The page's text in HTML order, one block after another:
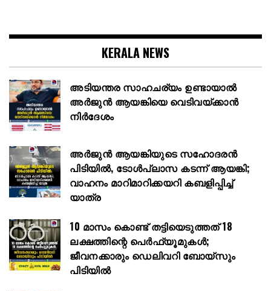
KERALA NEWS
അടിയന്തര സാഹചര്യം ഉണ്ടായാല്‍
അര്‍ജുന്‍ ആയങ്കിയെ വെടിവയ്ക്കാന്‍
നിര്‍ദേശം
അർജുൻ ആയങ്കിയുടെ സഹോദരൻ
പിടിയിൽ, ടോൾപ്ലാസ കടന്ന് ആയങ്കി;
വാഹനം മാറിമാറിക്കയറി കബളിപ്പിച്ച്
യാത്ര
10 മാസം കൊണ്ട് തട്ടിയെടുത്തത് 18
ലക്ഷത്തിന്റെ പെർഫ്യൂമുകൾ;
ജീവനക്കാരും ഡെലിവറി ബോയ്സും
പിടിയിൽ